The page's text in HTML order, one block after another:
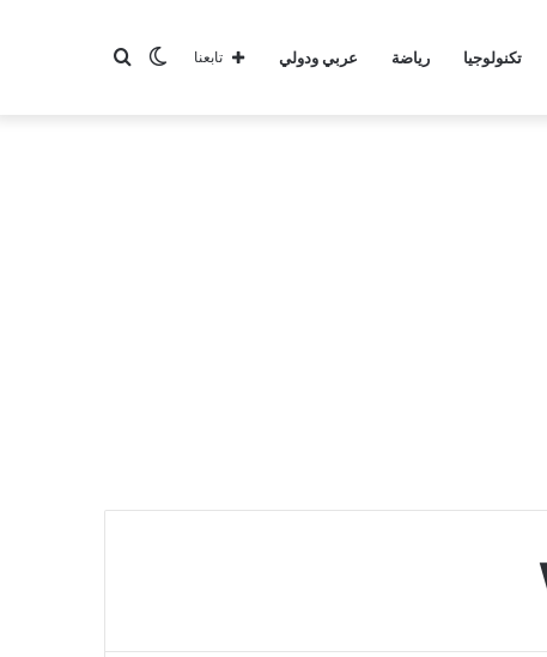
تكنولوجيا رياضة عربي ودولي بحثالوضع تابعنا